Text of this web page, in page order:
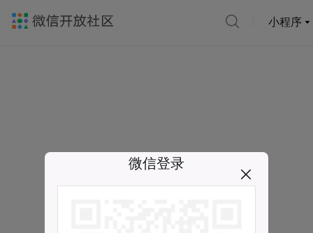
小程序
微信登录